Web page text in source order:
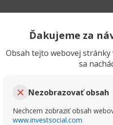
Ďakujeme za
Obsah tejto webovej
sa
Nezobrazovať obsah
Nechcem zobraziť obsah
www.investsocial.com